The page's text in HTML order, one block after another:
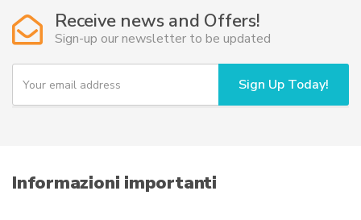
Receive news and Offers!
Sign-up our newsletter to be updated
Y
u
i
l
Sign Up Today!
Informazioni importanti